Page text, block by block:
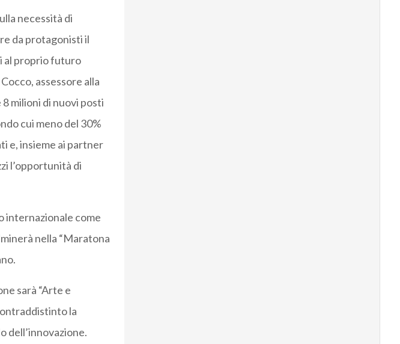
necessità di
da protagonisti il
al proprio futuro
assessore alla
milioni di nuovi posti
cui meno del 30%
e, insieme ai partner
l’opportunità di
internazionale come
nella “Maratona
sarà “Arte e
la
dell’innovazione.